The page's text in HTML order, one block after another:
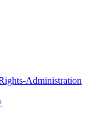
Administration